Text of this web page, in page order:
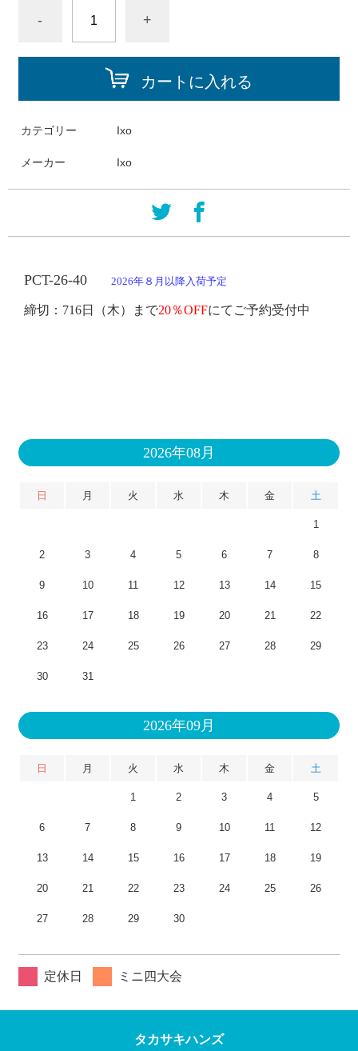
- +
カートに入れる
カテゴリー Ixo
メーカー Ixo
PCT-26-40 2026年８月以降入荷予定
締切： 716日 （木）まで20％OFFにてご予約受付中
2026年08月
日 月 火 水 木 金 土
1
2 3 4 5 6 7 8
9 10 11 12 13 14 15
16 17 18 19 20 21 22
23 24 25 26 27 28 29
30 31
2026年09月
日 月 火 水 木 金 土
1 2 3 4 5
6 7 8 9 10 11 12
13 14 15 16 17 18 19
20 21 22 23 24 25 26
27 28 29 30
定休日 ミニ四大会
タカサキハンズ